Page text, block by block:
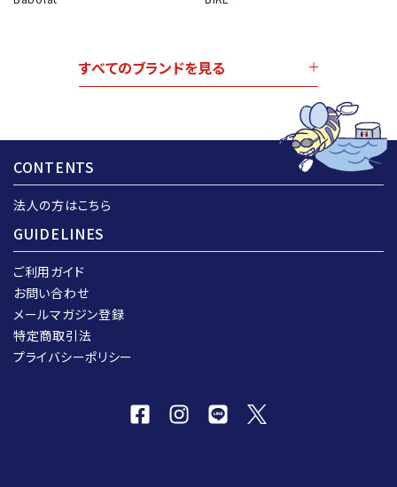
すべてのブランドを見る
CONTENTS
法人の方はこちら
GUIDELINES
ご利用ガイド
お問い合わせ
メールマガジン登録
特定商取引法
プライバシーポリシー